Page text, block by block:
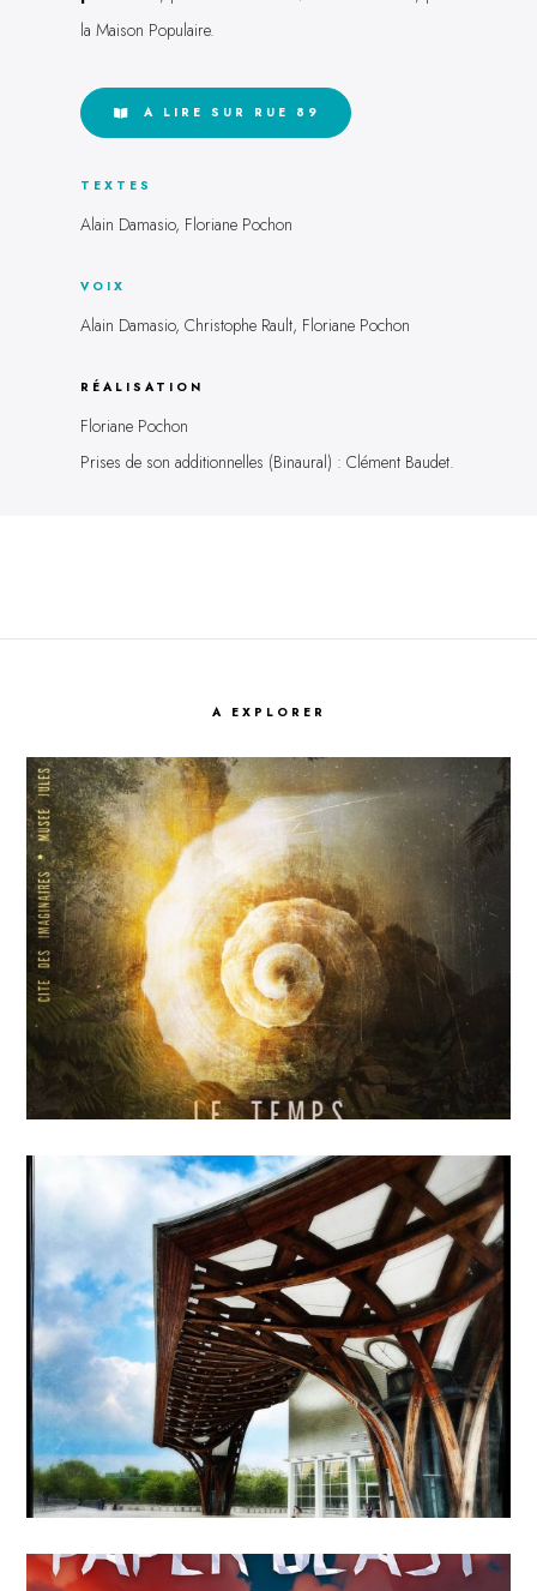
la Maison Populaire.
A LIRE SUR RUE 89
TEXTES
Alain Damasio, Floriane Pochon
VOIX
Alain Damasio, Christophe Rault, Floriane Pochon
RÉALISATION
Floriane Pochon
Prises de son additionnelles (Binaural) : Clément Baudet.
A EXPLORER